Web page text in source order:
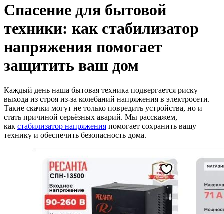
Спасение для бытовой
техники: как стабилизатор
напряжения помогает
защитить ваш дом
Каждый день наша бытовая техника подвергается риску
выхода из строя из-за колебаний напряжения в электросети.
Такие скачки могут не только повредить устройства, но и
стать причиной серьёзных аварий. Мы расскажем,
как стабилизатор напряжения помогает сохранить вашу
технику и обеспечить безопасность дома.